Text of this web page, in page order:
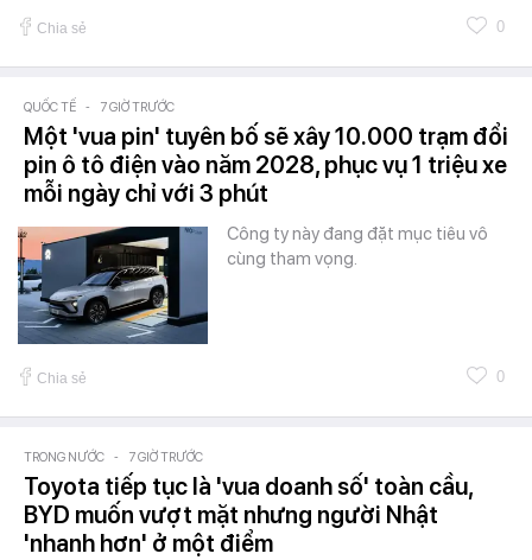
Chia sẻ 0
QUỐC TẾ - 7 GIỜ TRƯỚC
Một 'vua pin' tuyên bố sẽ xây 10.000 trạm đổi
pin ô tô điện vào năm 2028, phục vụ 1 triệu xe
mỗi ngày chỉ với 3 phút
Công ty này đang đặt mục tiêu vô
cùng tham vọng.
Chia sẻ 0
TRONG NƯỚC - 7 GIỜ TRƯỚC
Toyota tiếp tục là 'vua doanh số' toàn cầu,
BYD muốn vượt mặt nhưng người Nhật
'nhanh hơn' ở một điểm